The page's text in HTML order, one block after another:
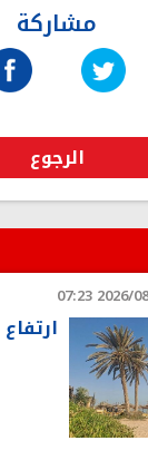
مشاركة
الرجوع
2026/08/